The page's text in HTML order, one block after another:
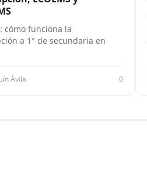
cómo funciona la
a 1° de secundaria en
Ávila 0